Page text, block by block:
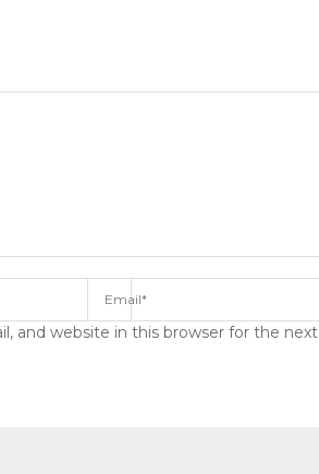
and website in this browser for the